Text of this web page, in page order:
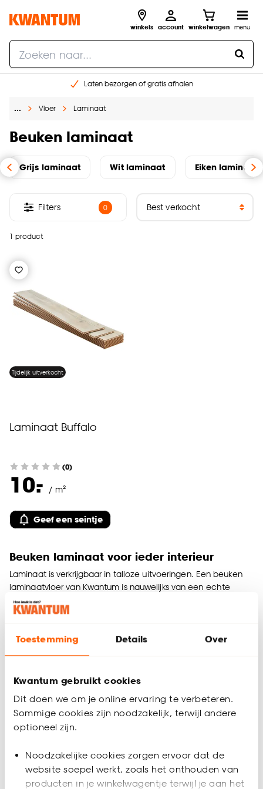
Toestemming Details Over
Kwantum gebruikt cookies
Dit doen we om je online ervaring te verbeteren.
Sommige cookies zijn noodzakelijk, terwijl andere
optioneel zijn.
Noodzakelijke cookies zorgen ervoor dat de
website soepel werkt, zoals het onthouden van
producten in je winkelwagentje terwijl je aan het
winkels account winkelwagen menu
Laten bezorgen of gratis afhalen
Gratis raam advies en opmeten aan huis
… Vloer Laminaat
Beuken laminaat
Grijs laminaat Wit laminaat Eiken laminaat
1 product
Filters 0
Tijdelijk uitverkocht
Laminaat Buffalo
(0)
10.
- / m²
Geef een seintje
Beuken laminaat voor ieder interieur
Laminaat is verkrijgbaar in talloze uitvoeringen. Een beuken
laminaatvloer van Kwantum is nauwelijks van een echte
beuken parketvloer te onderscheiden. Dit type laminaat vloer
is toepasbaar in ieder interieur. Van een klassiek interieur tot
uitstraling zorgt deze laminaatsoort ervoor dat iedere ruimte
Kwantum vind je diverse vloeren voor ieder zijn/haar stijl.
Dé mooiste beuken laminaat vloeren van
de hoogste kwaliteit
Met een beuken laminaatvloer van kwantum ben je
mee zal gaan. Onze beuken laminaat vloeren zijn voorzien
van een krasbestendige toplaag en zijn hiermee geschikt
voor zeer intensief woongebruik. Vaak kinderen, huisdieren